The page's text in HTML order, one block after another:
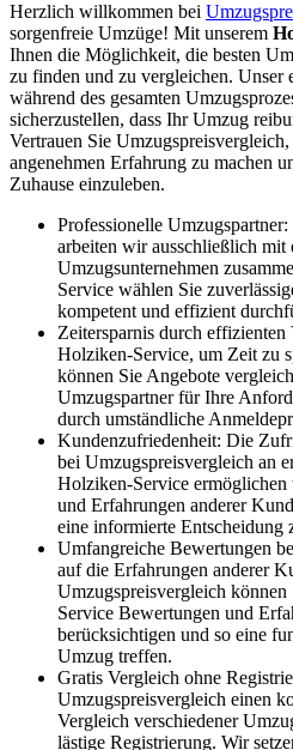
Herzlich willkommen bei
sorgenfreie Umzüge! Mit unserem
Ihnen die Möglichkeit, die besten
zu finden und zu vergleichen. Unser
während des gesamten
sicherzustellen, dass Ihr Umzug
Vertrauen Sie
angenehmen Erfahrung zu machen
Zuhause einzuleben.
Professionelle
arbeiten wir ausschließlich mit
Umzugsunternehmen
Service wählen Sie
kompetent und effizient
Zeitersparnis durch
Holziken-Service, um Zeit zu
können Sie Angebote
Umzugspartner für Ihre
durch umständliche
Kundenzufriedenheit: Die
bei Umzugspreisvergleich an
Holziken-Service
und Erfahrungen anderer
eine informierte Entscheidung
Umfangreiche Bewertungen
auf die Erfahrungen anderer
Umzugspreisvergleich
Service Bewertungen und
berücksichtigen und so eine
Umzug treffen.
Gratis Vergleich ohne
Umzugspreisvergleich einen
Vergleich verschiedener
lästige Registrierung. Wir